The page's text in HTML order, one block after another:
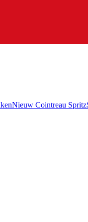
Nieuw Cointreau Spritz